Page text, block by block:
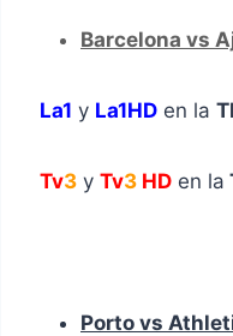
Barcelona vs
La1 y La1HD en la
Tv3 y Tv3 HD en la
Porto vs